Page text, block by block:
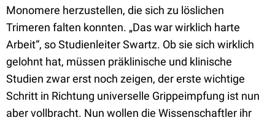
Monomere herzustellen, die sich zu löslichen
Trimeren falten konnten. „Das war wirklich harte
Arbeit“, so Studienleiter Swartz. Ob sie sich wirklich
gelohnt hat, müssen präklinische und klinische
Studien zwar erst noch zeigen, der erste wichtige
Schritt in Richtung universelle Grippeimpfung ist nun
aber vollbracht. Nun wollen die Wissenschaftler ihr